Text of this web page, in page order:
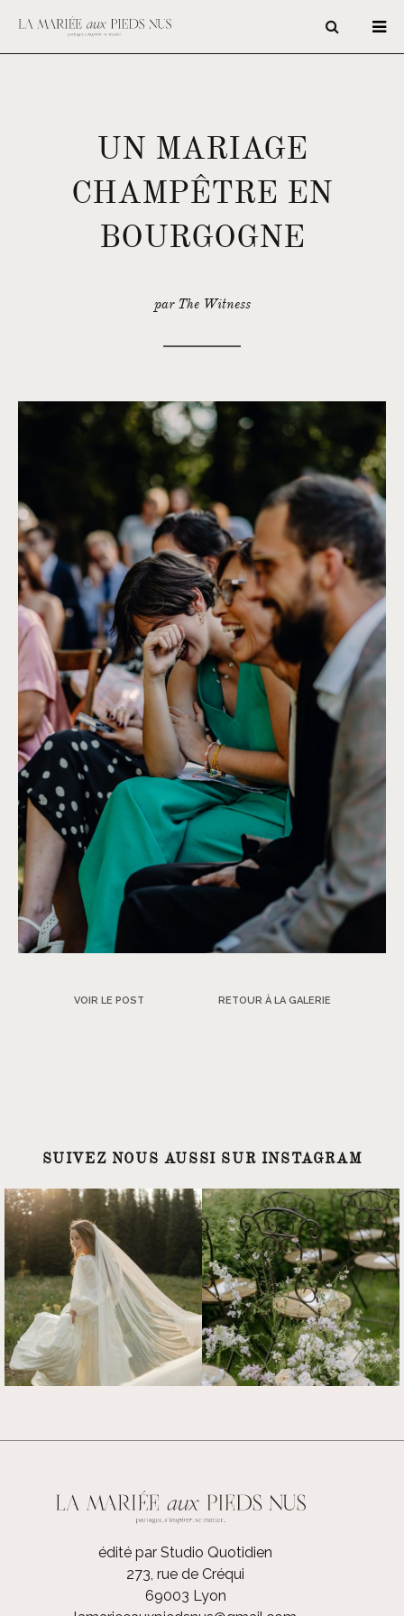
UN MARIAGE
CHAMPÊTRE EN
BOURGOGNE
par The Witness
VOIR LE POST RETOUR À LA GALERIE
SUIVEZ NOUS AUSSI SUR INSTAGRAM
édité par Studio Quotidien
273, rue de Créqui
69003 Lyon